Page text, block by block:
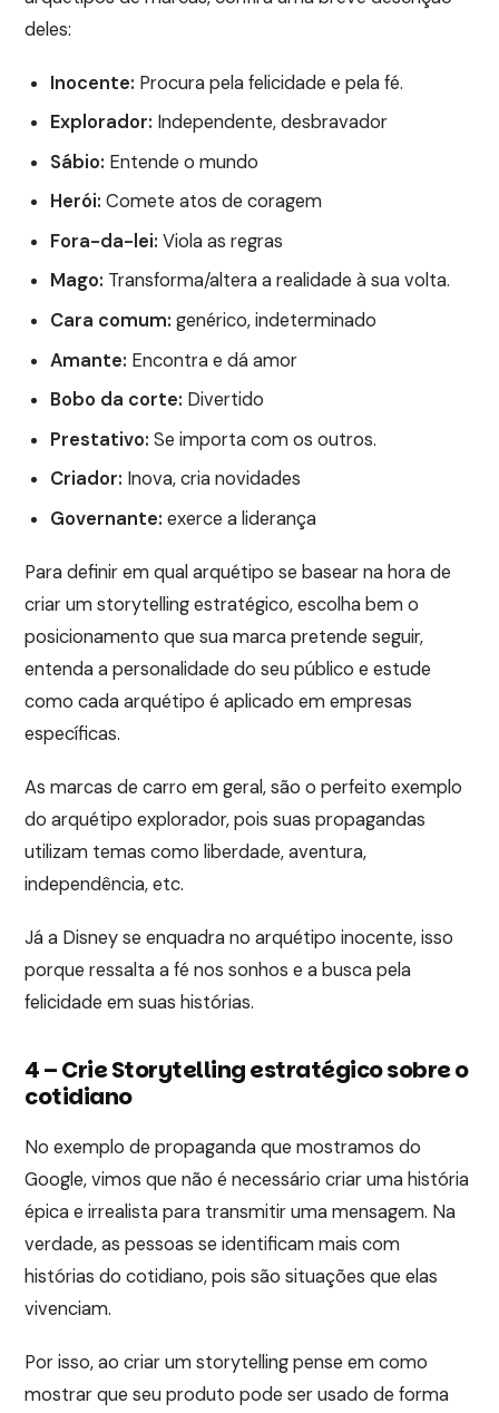
deles:
Inocente: Procura pela felicidade e pela fé.
Explorador: Independente, desbravador
Sábio: Entende o mundo
Herói: Comete atos de coragem
Fora-da-lei: Viola as regras
Mago: Transforma/altera a realidade à sua volta.
Cara comum: genérico, indeterminado
Amante: Encontra e dá amor
Bobo da corte: Divertido
Prestativo: Se importa com os outros.
Criador: Inova, cria novidades
Governante: exerce a liderança
Para definir em qual arquétipo se basear na hora de
criar um storytelling estratégico, escolha bem o
posicionamento que sua marca pretende seguir,
entenda a personalidade do seu público e estude
como cada arquétipo é aplicado em empresas
específicas.
As marcas de carro em geral, são o perfeito exemplo
do arquétipo explorador, pois suas propagandas
utilizam temas como liberdade, aventura,
independência, etc.
Já a Disney se enquadra no arquétipo inocente, isso
porque ressalta a fé nos sonhos e a busca pela
felicidade em suas histórias.
4 – Crie Storytelling estratégico sobre o
cotidiano
No exemplo de propaganda que mostramos do
Google, vimos que não é necessário criar uma história
épica e irrealista para transmitir uma mensagem. Na
verdade, as pessoas se identificam mais com
histórias do cotidiano, pois são situações que elas
vivenciam.
Por isso, ao criar um storytelling pense em como
mostrar que seu produto pode ser usado de forma